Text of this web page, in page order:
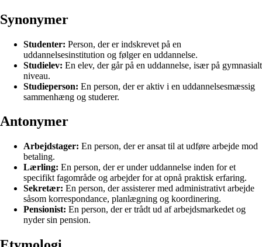
Synonymer
Studenter: Person, der er indskrevet på en
uddannelsesinstitution og følger en uddannelse.
Studielev: En elev, der går på en uddannelse, især på gymnasialt
niveau.
Studieperson: En person, der er aktiv i en uddannelsesmæssig
sammenhæng og studerer.
Antonymer
Arbejdstager: En person, der er ansat til at udføre arbejde mod
betaling.
Lærling: En person, der er under uddannelse inden for et
specifikt fagområde og arbejder for at opnå praktisk erfaring.
Sekretær: En person, der assisterer med administrativt arbejde
såsom korrespondance, planlægning og koordinering.
Pensionist: En person, der er trådt ud af arbejdsmarkedet og
nyder sin pension.